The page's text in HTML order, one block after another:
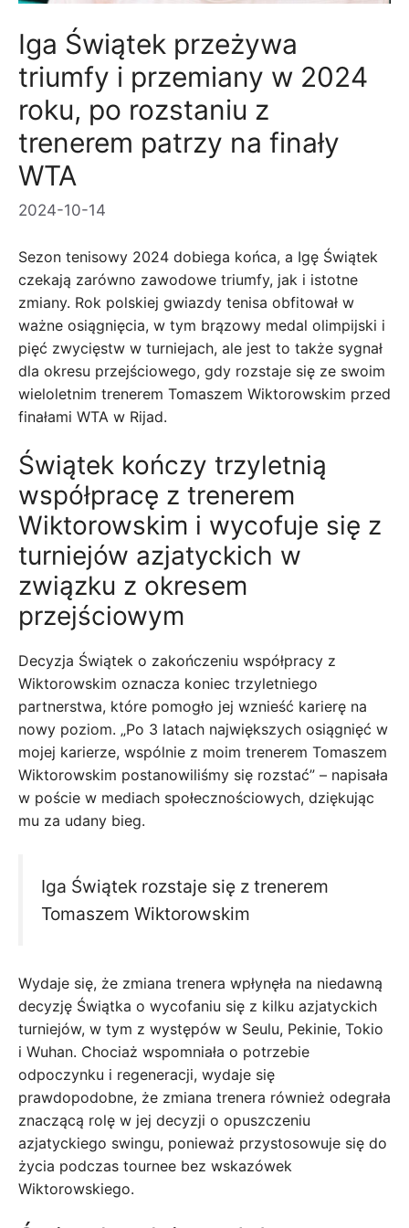
Iga Świątek przeżywa
triumfy i przemiany w 2024
roku, po rozstaniu z
trenerem patrzy na finały
WTA
2024-10-14
Sezon tenisowy 2024 dobiega końca, a Igę Świątek
czekają zarówno zawodowe triumfy, jak i istotne
zmiany. Rok polskiej gwiazdy tenisa obfitował w
ważne osiągnięcia, w tym brązowy medal olimpijski i
pięć zwycięstw w turniejach, ale jest to także sygnał
dla okresu przejściowego, gdy rozstaje się ze swoim
wieloletnim trenerem Tomaszem Wiktorowskim przed
finałami WTA w Rijad.
Świątek kończy trzyletnią
współpracę z trenerem
Wiktorowskim i wycofuje się z
turniejów azjatyckich w
związku z okresem
przejściowym
Decyzja Świątek o zakończeniu współpracy z
Wiktorowskim oznacza koniec trzyletniego
partnerstwa, które pomogło jej wznieść karierę na
nowy poziom. „Po 3 latach największych osiągnięć w
mojej karierze, wspólnie z moim trenerem Tomaszem
Wiktorowskim postanowiliśmy się rozstać” – napisała
w poście w mediach społecznościowych, dziękując
mu za udany bieg.
Iga Świątek rozstaje się z trenerem
Tomaszem Wiktorowskim
Wydaje się, że zmiana trenera wpłynęła na niedawną
decyzję Świątka o wycofaniu się z kilku azjatyckich
turniejów, w tym z występów w Seulu, Pekinie, Tokio
i Wuhan. Chociaż wspomniała o potrzebie
odpoczynku i regeneracji, wydaje się
prawdopodobne, że zmiana trenera również odegrała
znaczącą rolę w jej decyzji o opuszczeniu
azjatyckiego swingu, ponieważ przystosowuje się do
życia podczas tournee bez wskazówek
Wiktorowskiego.